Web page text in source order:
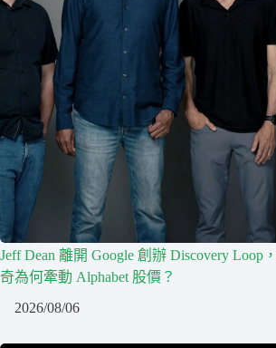
Jeff Dean 離開 Google 創辦 Discovery Loop
奇為何牽動 Alphabet 股價？
2026/08/06